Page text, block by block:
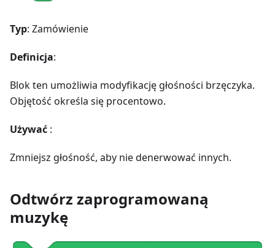
Typ: Zamówienie
Definicja:
Blok ten umożliwia modyfikację głośności brzęczyka.
Objętość określa się procentowo.
Używać :
Zmniejsz głośność, aby nie denerwować innych.
Odtwórz zaprogramowaną
muzykę